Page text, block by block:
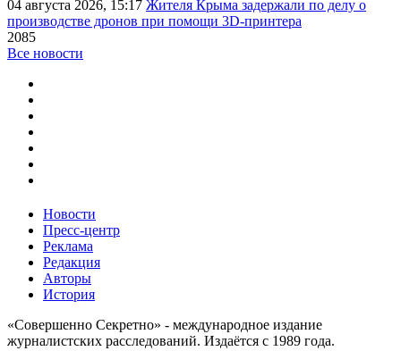
04 августа 2026, 15:17 Жителя Крыма задержали по делу о
производстве дронов при помощи 3D‑принтера
2085
Все новости
Новости
Пресс-центр
Реклама
Редакция
Авторы
История
«Совершенно Секретно» - международное издание
журналистских расследований. Издаётся с 1989 года.